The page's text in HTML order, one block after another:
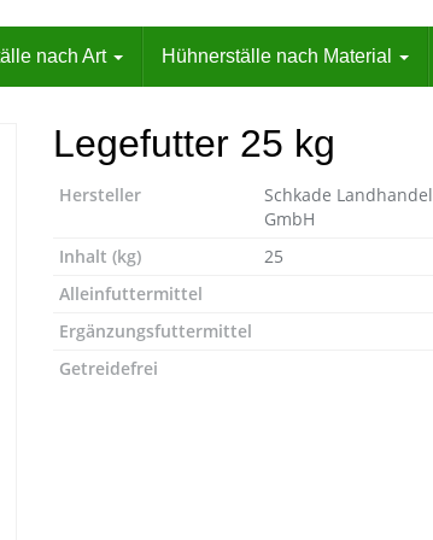
nach Art Hühnerställe nach Material
Legefutter 25 kg
Hersteller
Schkade Landhandel
GmbH
Inhalt (kg)
25
Alleinfuttermittel
Ergänzungsfuttermittel
Getreidefrei